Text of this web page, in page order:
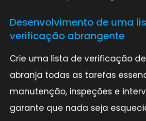
Desenvolvimento de uma
verificação abrangente
Crie uma lista de verificação
abranja todas as tarefas
manutenção, inspeções e
garante que nada seja